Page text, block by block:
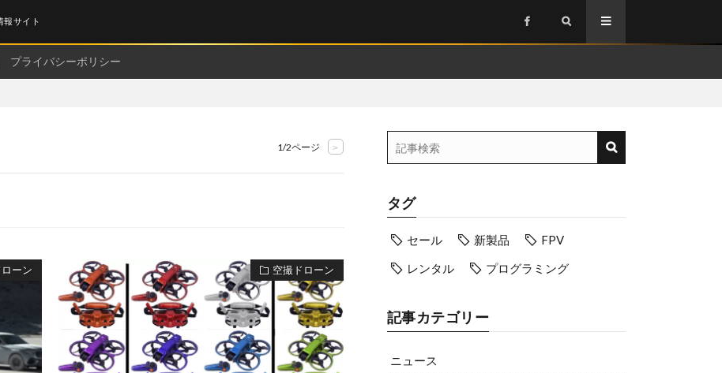
報サイト
プライバシーポリシー
1/2ページ >
ーン 空撮ドローン
タグ
セール 新製品
FPV
レンタル
プログラミング
記事カテゴリー
ニュース